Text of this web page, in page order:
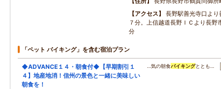
アクセス
長野駅善光寺口よ
７分。上信越道長野ＩＣより長野
分
「ペット バイキング」を含む宿泊プラン
◆ADVANCE１４・朝食付◆【早期割引１
４】地産地消！信州の景色と一緒に美味しい
朝食を！
…気の朝食バイキングととも…